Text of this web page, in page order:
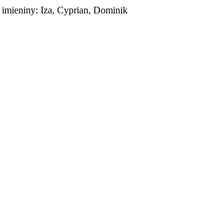
imieniny: Iza, Cyprian, Dominik